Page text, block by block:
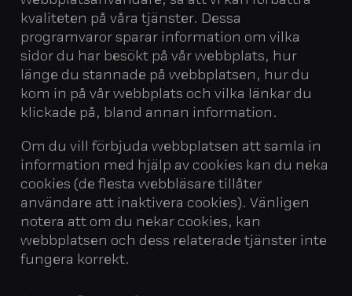
kvaliteten på våra tjänster. Dessa
programvaror sparar information om vilka
sidor du har besökt på vår webbplats, hur
länge du stannade på webbplatsen, hur du
kom in på vår webbplats och vilka länkar du
klickade på, bland annan information.
Om du vill förbjuda webbplatsen att samla in
information med hjälp av cookies kan du neka
cookies (de flesta webbläsare tillåter
användare att inaktivera cookies). Vänligen
notera att om du nekar cookies, kan
webbplatsen och dess relaterade tjänster inte
fungera korrekt.